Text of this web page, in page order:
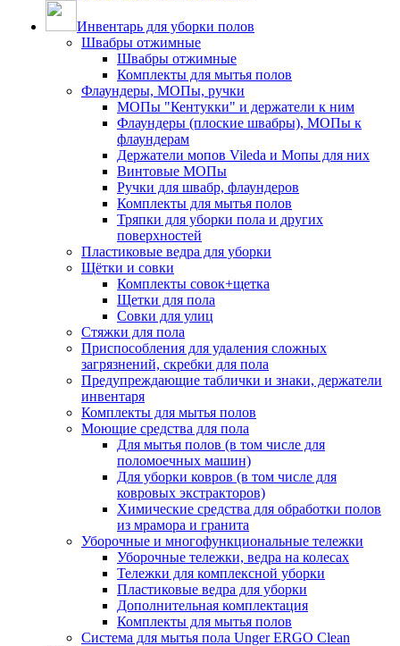
Инвентарь для уборки полов
Швабры отжимные
Швабры отжимные
Комплекты для мытья полов
Флаундеры, МОПы, ручки
МОПы "Кентукки" и держатели к ним
Флаундеры (плоские швабры), МОПы к
флаундерам
Держатели мопов Vileda и Мопы для них
Винтовые МОПы
Ручки для швабр, флаундеров
Комплекты для мытья полов
Тряпки для уборки пола и других
поверхностей
Пластиковые ведра для уборки
Щётки и совки
Комплекты совок+щетка
Щетки для пола
Совки для улиц
Стяжки для пола
Приспособления для удаления сложных
загрязнений, скребки для пола
Предупреждающие таблички и знаки, держатели
инвентаря
Комплекты для мытья полов
Моющие средства для пола
Для мытья полов (в том числе для
поломоечных машин)
Для уборки ковров (в том числе для
ковровых экстракторов)
Химические средства для обработки полов
из мрамора и гранита
Уборочные и многофункциональные тележки
Уборочные тележки, ведра на колесах
Тележки для комплексной уборки
Пластиковые ведра для уборки
Дополнительная комплектация
Комплекты для мытья полов
Система для мытья пола Unger ERGO Clean